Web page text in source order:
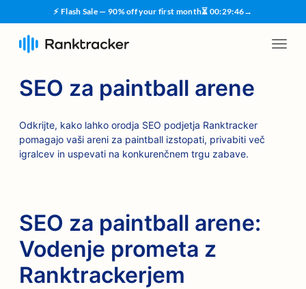
⚡ Flash Sale — 90% off your first month⏳ 00:29:45→
SEO za paintball arene
Odkrijte, kako lahko orodja SEO podjetja Ranktracker
pomagajo vaši areni za paintball izstopati, privabiti več
igralcev in uspevati na konkurenčnem trgu zabave.
SEO za paintball arene:
Vodenje prometa z
Ranktrackerjem